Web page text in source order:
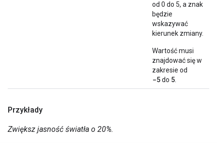
od 0 do 5, a znak
będzie
wskazywać
kierunek zmiany.
Wartość musi
znajdować się w
zakresie od
-5do 5
Przykłady
Zwiększ jasność światła o 20%.